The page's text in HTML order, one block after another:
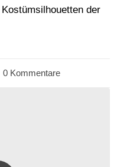
der
0 Kommentare